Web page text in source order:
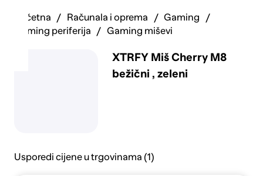
Početna Računala i oprema
Gaming
Gaming periferija
Gaming miševi
XTRFY Miš Cherry M8
bežični , zeleni
Usporedi cijene u trgovinama (1)